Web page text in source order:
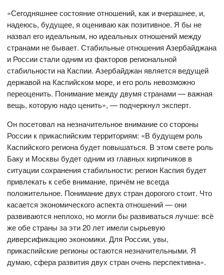
«Сегодняшнее состояние отношений, как и вчерашнее, и,
надеюсь, будущее, я оцениваю как позитивное. Я бы не
назвал его идеальным, но идеальных отношений между
странами не бывает. Стабильные отношения Азербайджана
и России стали одним из факторов региональной
стабильности на Каспии. Азербайджан является ведущей
державой на Каспийском море, и его роль невозможно
переоценить. Понимание между двумя странами — важная
вещь, которую надо ценить», — подчеркнул эксперт.
Он посетовал на незначительное внимание со стороны
России к прикаспийским территориям: «В будущем роль
Каспийского региона будет повышаться. В этом свете роль
Баку и Москвы будет одним из главных кирпичиков в
ситуации сохранения стабильности: регион Каспия будет
привлекать к себе внимание, причём не всегда
положительное. Понимание двух стран дорогого стоит. Что
касается экономического аспекта отношений — они
развиваются неплохо, но могли бы развиваться лучше: всё
же обе страны за эти 20 лет имели сырьевую
диверсификацию экономики. Для России, увы,
прикаспийские регионы остаются незначительными. Я
думаю, сфера развития двух стран очень перспективна».